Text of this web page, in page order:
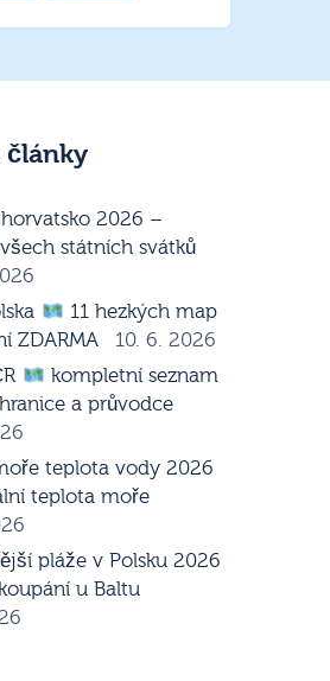
články
2026 –
státních svátků
11 hezkých map
ZDARMA
10. 6. 2026
kompletní seznam
a průvodce
teplota vody 2026
teplota moře
pláže v Polsku 2026
u Baltu